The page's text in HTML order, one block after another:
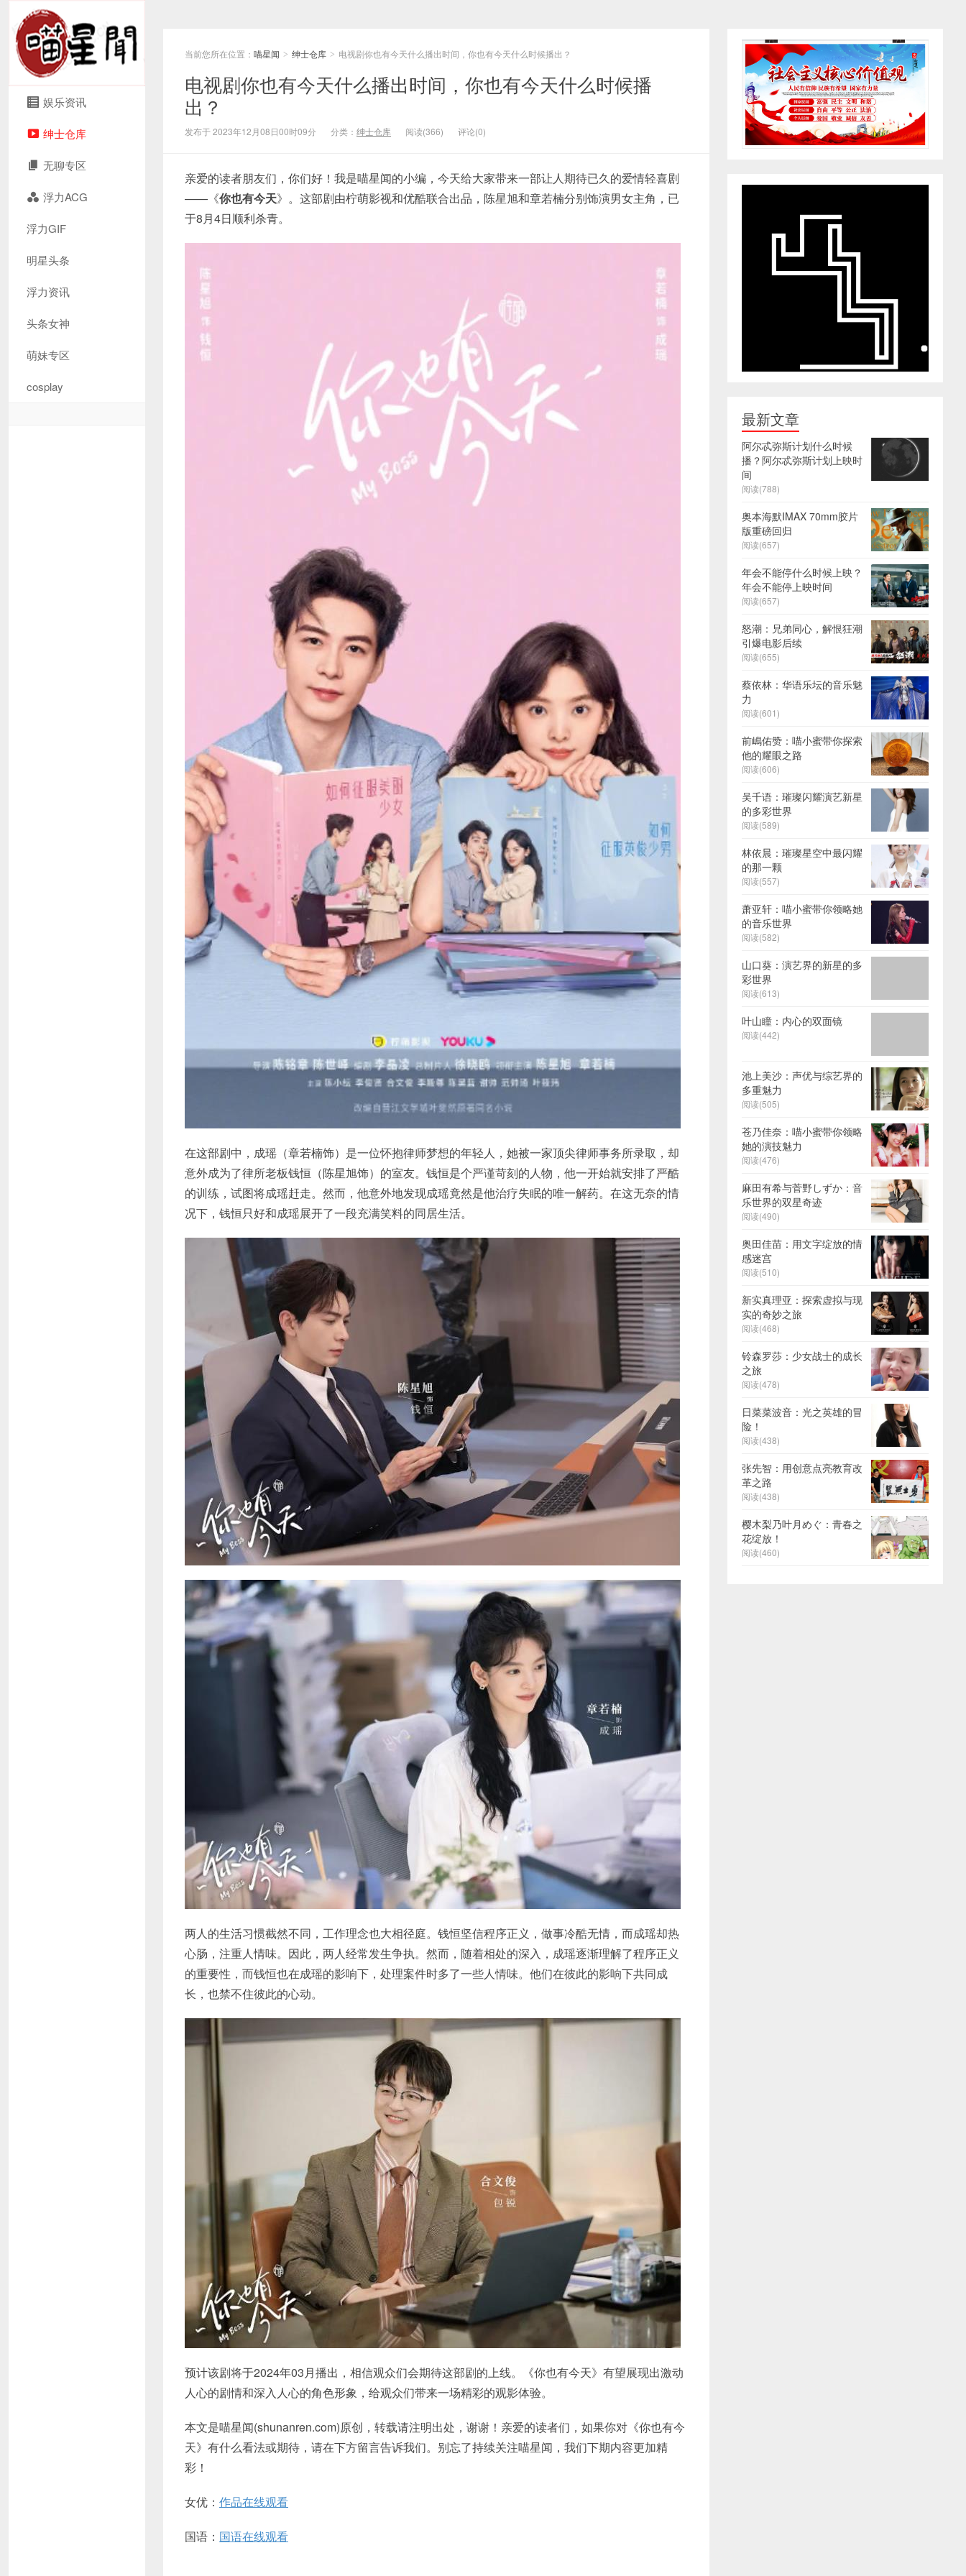
娱乐资讯
绅士仓库
无聊专区
浮力ACG
浮力GIF
明星头条
浮力资讯
头条女神
萌妹专区
cosplay
当前您所在位置： 喵星闻 > 绅士仓库 > 电视剧你也有今天什么播出时间，你也有今天什么时候播出？
电视剧你也有今天什么播出时间，你也有今天什么时候播
出？
发布于 2023年12月08日00时09分 分类： 绅士仓库 阅读(366) 评论(0)
亲爱的读者朋友们，你们好！我是喵星闻的小编，今天给大家带来一部让人期待已久的爱情轻喜剧
——《你也有今天》。这部剧由柠萌影视和优酷联合出品，陈星旭和章若楠分别饰演男女主角，已
于8月4日顺利杀青。
在这部剧中，成瑶（章若楠饰）是一位怀抱律师梦想的年轻人，她被一家顶尖律师事务所录取，却
意外成为了律所老板钱恒（陈星旭饰）的室友。钱恒是个严谨苛刻的人物，他一开始就安排了严酷
的训练，试图将成瑶赶走。然而，他意外地发现成瑶竟然是他治疗失眠的唯一解药。在这无奈的情
况下，钱恒只好和成瑶展开了一段充满笑料的同居生活。
两人的生活习惯截然不同，工作理念也大相径庭。钱恒坚信程序正义，做事冷酷无情，而成瑶却热
心肠，注重人情味。因此，两人经常发生争执。然而，随着相处的深入，成瑶逐渐理解了程序正义
的重要性，而钱恒也在成瑶的影响下，处理案件时多了一些人情味。他们在彼此的影响下共同成
长，也禁不住彼此的心动。
预计该剧将于2024年03月播出，相信观众们会期待这部剧的上线。《你也有今天》有望展现出激动
人心的剧情和深入人心的角色形象，给观众们带来一场精彩的观影体验。
本文是喵星闻(shunanren.com)原创，转载请注明出处，谢谢！亲爱的读者们，如果你对《你也有今
天》有什么看法或期待，请在下方留言告诉我们。别忘了持续关注喵星闻，我们下期内容更加精
彩！
女优： 作品在线观看
国语： 国语在线观看
最新文章
阿尔忒弥斯计划什么时候
播？阿尔忒弥斯计划上映时
间
阅读(788)
奥本海默IMAX 70mm胶片
版重磅回归
阅读(657)
年会不能停什么时候上映？
年会不能停上映时间
阅读(657)
怒潮：兄弟同心，解恨狂潮
引爆电影后续
阅读(655)
蔡依林：华语乐坛的音乐魅
力
阅读(601)
前嶋佑赞：喵小蜜带你探索
他的耀眼之路
阅读(606)
吴千语：璀璨闪耀演艺新星
的多彩世界
阅读(589)
林依晨：璀璨星空中最闪耀
的那一颗
阅读(557)
萧亚轩：喵小蜜带你领略她
的音乐世界
阅读(582)
山口葵：演艺界的新星的多
彩世界
阅读(613)
叶山瞳：内心的双面镜
阅读(442)
池上美沙：声优与综艺界的
多重魅力
阅读(505)
苍乃佳奈：喵小蜜带你领略
她的演技魅力
阅读(476)
麻田有希与菅野しずか：音
乐世界的双星奇迹
阅读(490)
奥田佳苗：用文字绽放的情
感迷宫
阅读(510)
新实真理亚：探索虚拟与现
实的奇妙之旅
阅读(468)
铃森罗莎：少女战士的成长
之旅
阅读(478)
日菜菜波音：光之英雄的冒
险！
阅读(438)
张先智：用创意点亮教育改
革之路
阅读(438)
樱木梨乃叶月めぐ：青春之
花绽放！
阅读(460)